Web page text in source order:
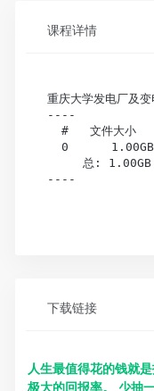
课程详情
重庆大学发电厂及
----
#   文件大
0
总:
----
下载链接
人生最值得花的钱就
极大的回报率。 少抽